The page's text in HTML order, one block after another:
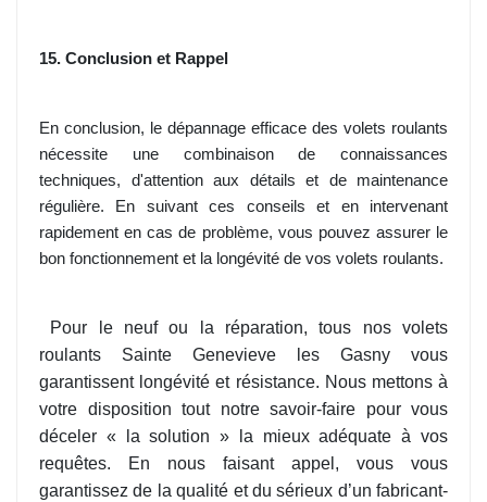
15. Conclusion et Rappel
En conclusion, le dépannage efficace des volets roulants
nécessite une combinaison de connaissances
techniques, d'attention aux détails et de maintenance
régulière. En suivant ces conseils et en intervenant
rapidement en cas de problème, vous pouvez assurer le
bon fonctionnement et la longévité de vos volets roulants.
Pour le neuf ou la réparation, tous nos volets
roulants Sainte Genevieve les Gasny vous
garantissent longévité et résistance. Nous mettons à
votre disposition tout notre savoir-faire pour vous
déceler « la solution » la mieux adéquate à vos
requêtes. En nous faisant appel, vous vous
garantissez de la qualité et du sérieux d’un fabricant-